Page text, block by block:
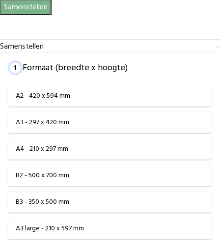
Samenstellen
Samenstellen
1 Formaat (breedte x hoogte)
A2 - 420 x 594 mm
A3 - 297 x 420 mm
A4 - 210 x 297 mm
B2 - 500 x 700 mm
B3 - 350 x 500 mm
A3 large - 210 x 597 mm